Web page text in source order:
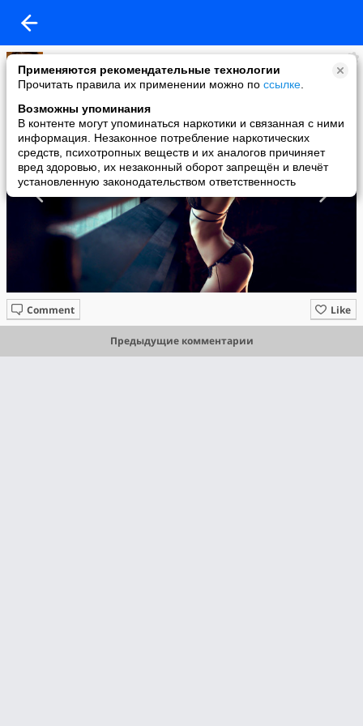
Применяются рекомендательные технологии
Прочитать правила их применении можно по ссылке
Возможны упоминания
В контенте могут упоминаться наркотики и связанная с ними
информация. Незаконное потребление наркотических
средств, психотропных веществ и их аналогов причиняет
вред здоровью, их незаконный оборот запрещён и влечёт
установленную законодательством ответственность
Имидж ничто
added a photo
10 May в 14:15
Like
Comment
Предыдущие комментарии